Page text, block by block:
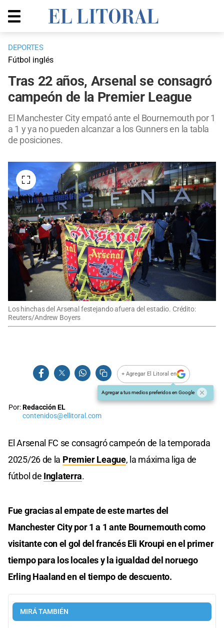
DEPORTES
Fútbol inglés
Tras 22 años, Arsenal se consagró
campeón de la Premier League
El Manchester City empató ante el Bournemouth por 1
a 1 y ya no pueden alcanzar a los Gunners en la tabla
de posiciones.
Los hinchas del Arsenal festejando afuera del estadio. Crédito:
Reuters/Andrew Boyers
+ Agregar El Litoral en
Agregar a tus medios preferidos en Google
Por:Redacción EL
contenidos@ellitoral.com
El Arsenal FC se consagró campeón de la temporada
2025/26 de la Premier League, la máxima liga de
fútbol de Inglaterra.
Fue gracias al empate de este martes del
Manchester City por 1 a 1 ante Bournemouth como
visitante con el gol del francés Eli Kroupi en el primer
tiempo para los locales y la igualdad del noruego
Erling Haaland en el tiempo de descuento.
MIRÁ TAMBIÉN